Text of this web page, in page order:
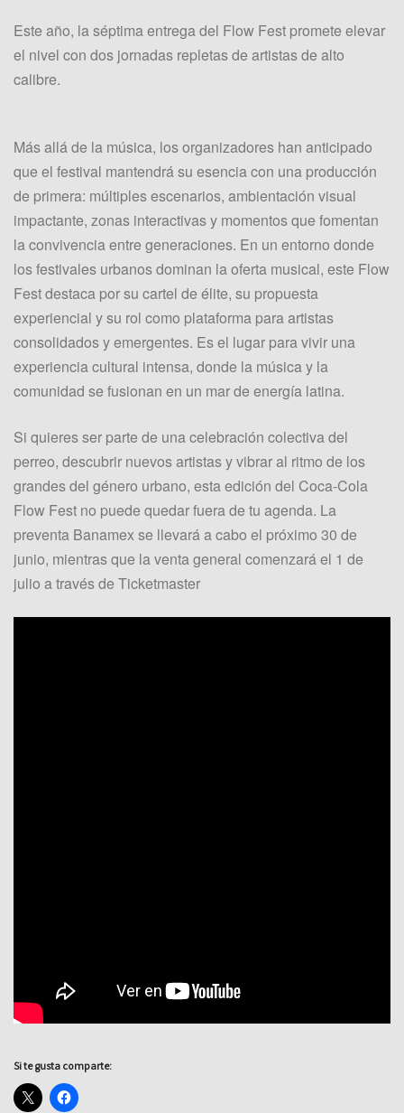
Este año, la séptima entrega del Flow Fest promete elevar
el nivel con dos jornadas repletas de artistas de alto
calibre.
Más allá de la música, los organizadores han anticipado
que el festival mantendrá su esencia con una producción
de primera: múltiples escenarios, ambientación visual
impactante, zonas interactivas y momentos que fomentan
la convivencia entre generaciones. En un entorno donde
los festivales urbanos dominan la oferta musical, este Flow
Fest destaca por su cartel de élite, su propuesta
experiencial y su rol como plataforma para artistas
consolidados y emergentes. Es el lugar para vivir una
experiencia cultural intensa, donde la música y la
comunidad se fusionan en un mar de energía latina.
Si quieres ser parte de una celebración colectiva del
perreo, descubrir nuevos artistas y vibrar al ritmo de los
grandes del género urbano, esta edición del Coca‑Cola
Flow Fest no puede quedar fuera de tu agenda. La
preventa Banamex se llevará a cabo el próximo 30 de
junio, mientras que la venta general comenzará el 1 de
julio a través de Ticketmaster
Si te gusta comparte: